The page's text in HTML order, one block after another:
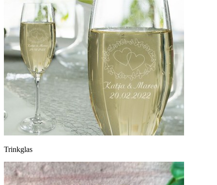
Trinkglas